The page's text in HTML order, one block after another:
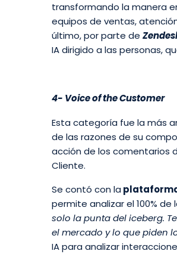
transformando la manera
equipos de ventas,
último, por parte de
IA dirigido a las personas,
4- Voice of the Customer
Esta categoría fue la más
de las razones de su
acción de los comentarios
Cliente.
Se contó con la
permite analizar el 100%
solo la punta del iceberg.
el mercado y lo que piden
IA para analizar